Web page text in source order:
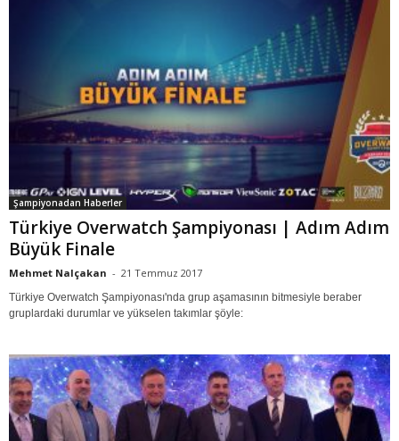
Şampiyonadan Haberler
Türkiye Overwatch Şampiyonası | Adım Adım
Büyük Finale
Mehmet Nalçakan - 21 Temmuz 2017
Türkiye Overwatch Şampiyonası'nda grup aşamasının bitmesiyle beraber
gruplardaki durumlar ve yükselen takımlar şöyle: